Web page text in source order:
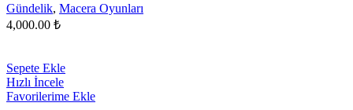
Gündelik, Macera Oyunları
4,000.00 ₺
Sepete Ekle
Hızlı İncele
Favorilerime Ekle